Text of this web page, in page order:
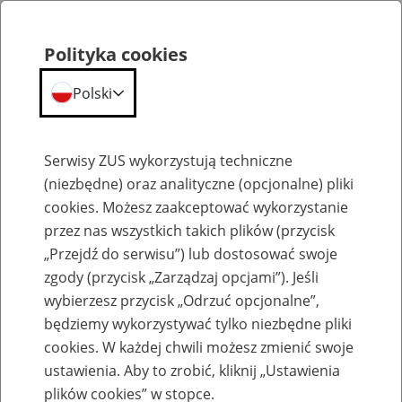
Komunikaty
Wdrożenie nowej metryki programu
Płatnik w dniu 4 grudnia 2020 r.
Polityka cookies
Polski
Serwisy ZUS wykorzystują techniczne
(niezbędne) oraz analityczne (opcjonalne) pliki
cookies. Możesz zaakceptować wykorzystanie
przez nas wszystkich takich plików (przycisk
„Przejdź do serwisu”) lub dostosować swoje
zgody (przycisk „Zarządzaj opcjami”). Jeśli
wybierzesz przycisk „Odrzuć opcjonalne”,
będziemy wykorzystywać tylko niezbędne pliki
cookies. W każdej chwili możesz zmienić swoje
ustawienia. Aby to zrobić, kliknij „Ustawienia
plików cookies” w stopce.